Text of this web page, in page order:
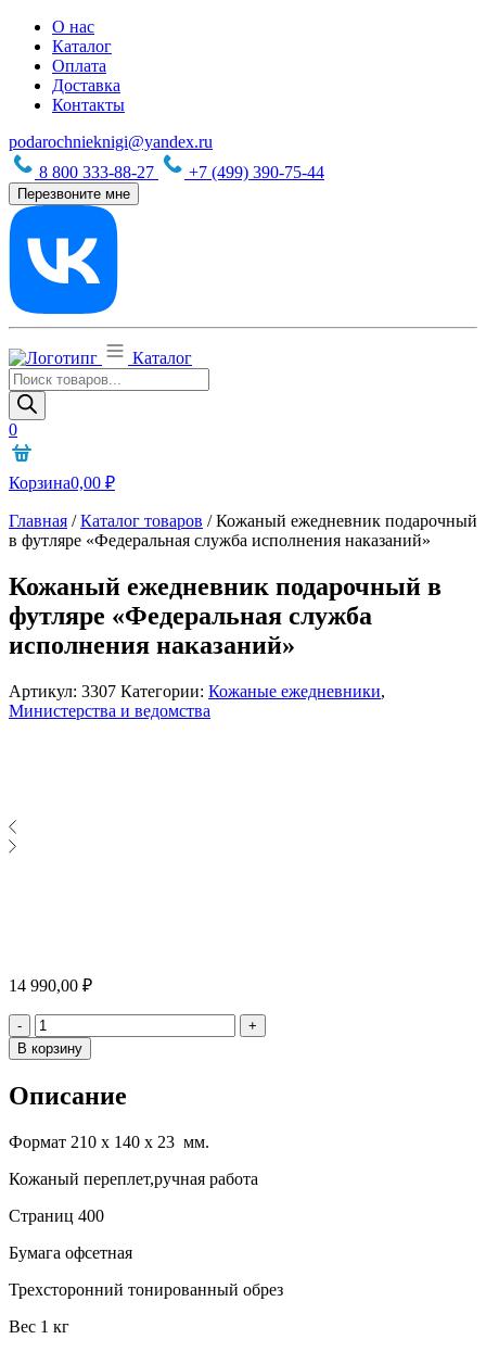
О нас
Каталог
Оплата
Доставка
Контакты
podarochnieknigi@yandex.ru
8 800 333-88-27
+7 (499) 390-75-44
Перезвоните мне
Каталог
Поиск
товаров
0
Корзина0,00 ₽
Главная /Каталог товаров /Кожаный ежедневник подарочный
в футляре «Федеральная служба исполнения наказаний»
Кожаный ежедневник подарочный в
футляре «Федеральная служба
исполнения наказаний»
Артикул: 3307 Категории: Кожаные ежедневники,
Министерства и ведомства
14 990,00 ₽
- Количество
+
В корзину
Описание
Формат 210 х 140 х 23 мм.
Кожаный переплет,ручная работа
Страниц 400
Бумага офсетная
Трехсторонний тонированный обрез
Вес 1 кг